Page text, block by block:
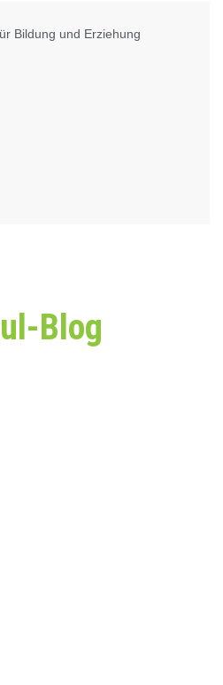
Bildung und Erziehung
Blog